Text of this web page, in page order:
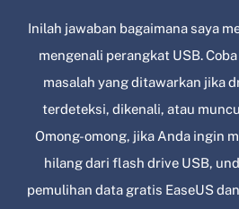
Inilah jawaban bagaimana saya
mengenali perangkat USB.
masalah yang ditawarkan jika
terdeteksi, dikenali, atau
Omong-omong, jika Anda ingin
hilang dari flash drive USB,
pemulihan data gratis EaseUS